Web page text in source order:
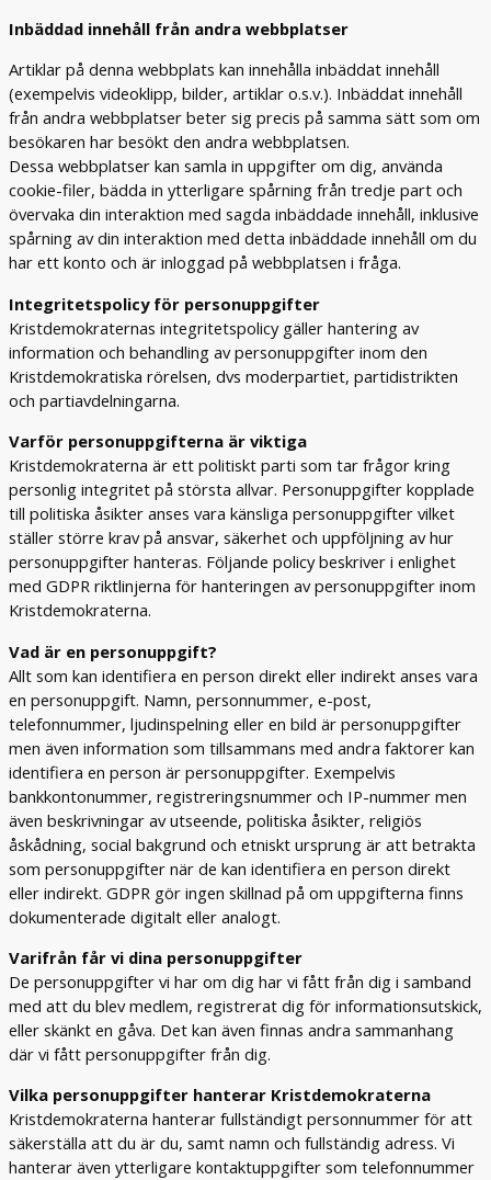
Inbäddad innehåll från andra webbplatser
Artiklar på denna webbplats kan innehålla inbäddat innehåll
(exempelvis videoklipp, bilder, artiklar o.s.v.). Inbäddat innehåll
från andra webbplatser beter sig precis på samma sätt som om
besökaren har besökt den andra webbplatsen.
Dessa webbplatser kan samla in uppgifter om dig, använda
cookie-filer, bädda in ytterligare spårning från tredje part och
övervaka din interaktion med sagda inbäddade innehåll, inklusive
spårning av din interaktion med detta inbäddade innehåll om du
har ett konto och är inloggad på webbplatsen i fråga.
Integritetspolicy för personuppgifter
Kristdemokraternas integritetspolicy gäller hantering av
information och behandling av personuppgifter inom den
Kristdemokratiska rörelsen, dvs moderpartiet, partidistrikten
och partiavdelningarna.
Varför personuppgifterna är viktiga
Kristdemokraterna är ett politiskt parti som tar frågor kring
personlig integritet på största allvar. Personuppgifter kopplade
till politiska åsikter anses vara känsliga personuppgifter vilket
ställer större krav på ansvar, säkerhet och uppföljning av hur
personuppgifter hanteras. Följande policy beskriver i enlighet
med GDPR riktlinjerna för hanteringen av personuppgifter inom
Kristdemokraterna.
Vad är en personuppgift?
Allt som kan identifiera en person direkt eller indirekt anses vara
en personuppgift. Namn, personnummer, e-post,
telefonnummer, ljudinspelning eller en bild är personuppgifter
men även information som tillsammans med andra faktorer kan
identifiera en person är personuppgifter. Exempelvis
bankkontonummer, registreringsnummer och IP-nummer men
även beskrivningar av utseende, politiska åsikter, religiös
åskådning, social bakgrund och etniskt ursprung är att betrakta
som personuppgifter när de kan identifiera en person direkt
eller indirekt. GDPR gör ingen skillnad på om uppgifterna finns
dokumenterade digitalt eller analogt.
Varifrån får vi dina personuppgifter
De personuppgifter vi har om dig har vi fått från dig i samband
med att du blev medlem, registrerat dig för informationsutskick,
eller skänkt en gåva. Det kan även finnas andra sammanhang
där vi fått personuppgifter från dig.
Vilka personuppgifter hanterar Kristdemokraterna
Kristdemokraterna hanterar fullständigt personnummer för att
säkerställa att du är du, samt namn och fullständig adress. Vi
hanterar även ytterligare kontaktuppgifter som telefonnummer